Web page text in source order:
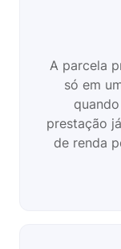
A parcela
só em
prestação
de renda